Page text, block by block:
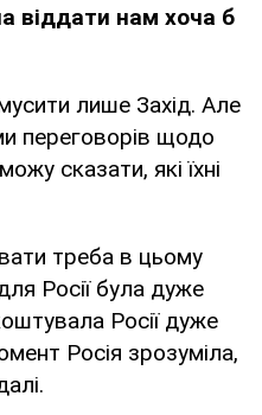
віддати нам хоча б
лише Захід. Але
переговорів щодо
сказати, які їхні
треба в цьому
Росії була дуже
Росії дуже
Росія зрозуміла,